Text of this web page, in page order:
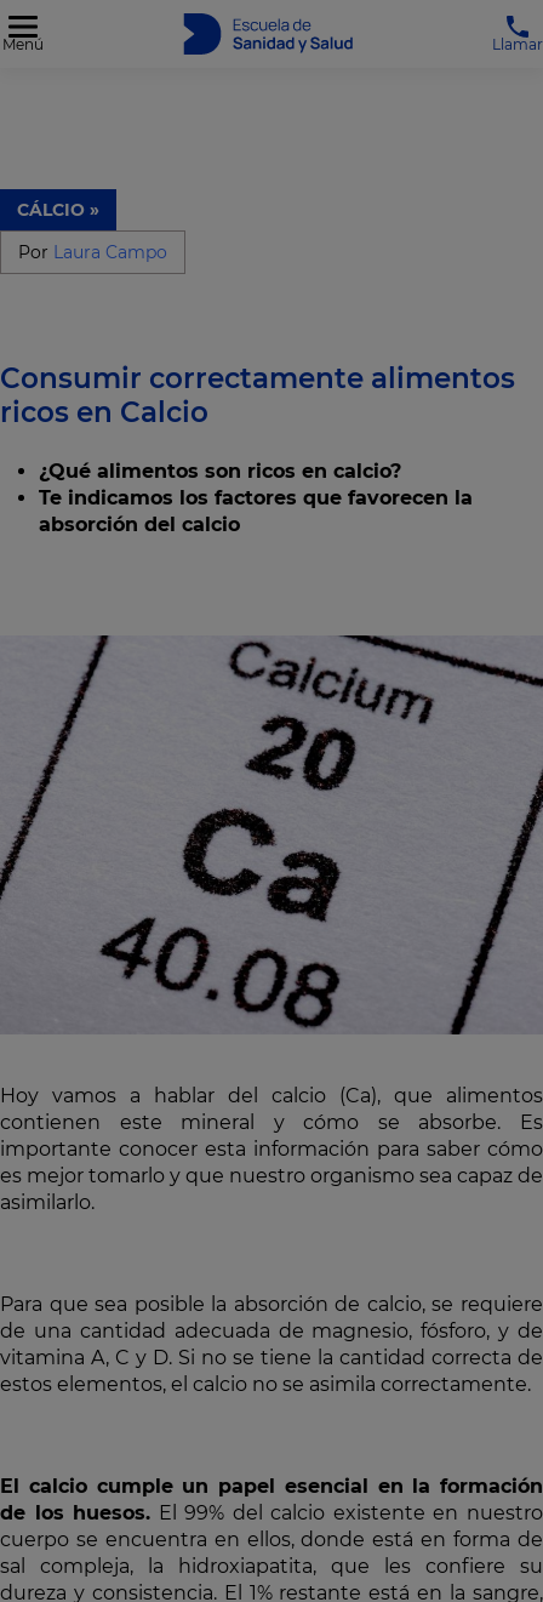
Menú Llamar
CÁLCIO »
Por Laura Campo
Consumir correctamente alimentos
ricos en Calcio
¿Qué alimentos son ricos en calcio?
Te indicamos los factores que favorecen la
absorción del calcio
Hoy vamos a hablar del calcio (Ca), que alimentos
contienen este mineral y cómo se absorbe. Es
importante conocer esta información para saber cómo
es mejor tomarlo y que nuestro organismo sea capaz de
asimilarlo.
Para que sea posible la absorción de calcio, se requiere
de una cantidad adecuada de magnesio, fósforo, y de
vitamina A, C y D. Si no se tiene la cantidad correcta de
estos elementos, el calcio no se asimila correctamente.
El calcio cumple un papel esencial en la formación
de los huesos. El 99% del calcio existente en nuestro
cuerpo se encuentra en ellos, donde está en forma de
sal compleja, la hidroxiapatita, que les confiere su
dureza y consistencia. El 1% restante está en la sangre,